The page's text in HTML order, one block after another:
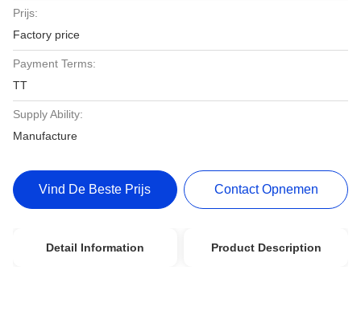
Prijs:
Factory price
Payment Terms:
TT
Supply Ability:
Manufacture
Vind De Beste Prijs Contact Opnemen
Detail Information Product Description